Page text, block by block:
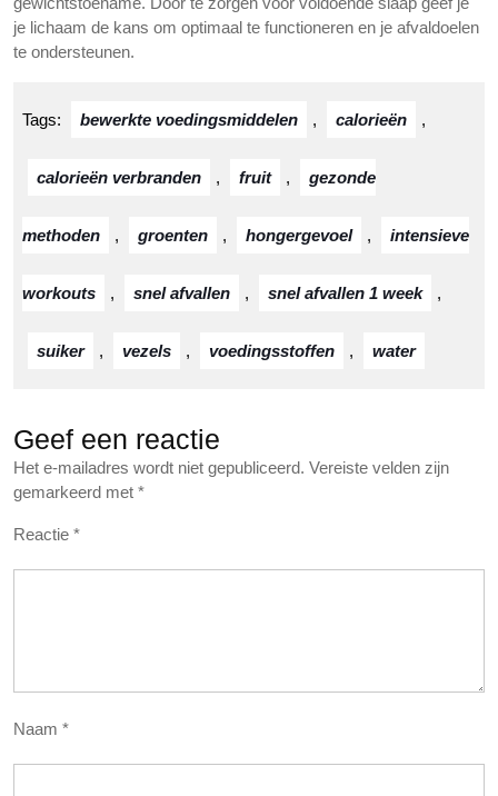
je lichaam de kans om optimaal te functioneren en je afvaldoelen
te ondersteunen.
Tags: bewerkte voedingsmiddelen , calorieën ,
calorieën verbranden , fruit , gezonde
methoden , groenten , hongergevoel , intensieve
workouts , snel afvallen , snel afvallen 1 week ,
suiker , vezels , voedingsstoffen , water
Geef een reactie
Het e-mailadres wordt niet gepubliceerd. Vereiste velden zijn
gemarkeerd met *
Reactie *
Naam *